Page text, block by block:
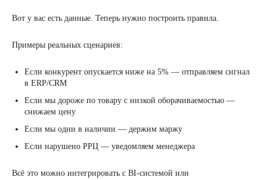
Вот у вас есть данные. Теперь нужно построить правила.
Примеры реальных сценариев:
Если конкурент опускается ниже на 5% — отправляем сигнал
в ERP/CRM
Если мы дороже по товару с низкой оборачиваемостью —
снижаем цену
Если мы одни в наличии — держим маржу
Если нарушено РРЦ — уведомляем менеджера
Всё это можно интегрировать с BI-системой или